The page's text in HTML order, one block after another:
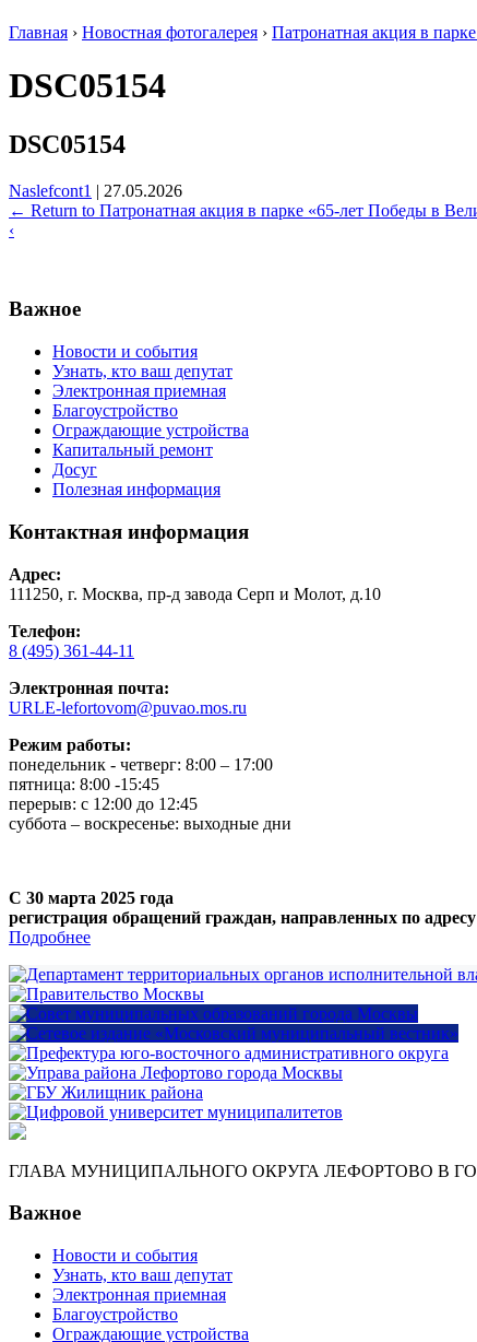
Главная › Новостная фотогалерея › Патронатная акция в
DSC05154
DSC05154
Naslefcont1 | 27.05.2026
← Return to Патронатная акция в парке «65‑лет Победы в
‹
Важное
Новости и события
Узнать, кто ваш депутат
Электронная приемная
Благоустройство
Ограждающие устройства
Капитальный ремонт
Досуг
Полезная информация
Контактная информация
Адрес:
111250, г. Москва, пр-д завода Серп и Молот, д.10
Телефон:
8 (495) 361-44-11
Электронная почта:
URLE-lefortovom@puvao.mos.ru
Режим работы:
понедельник - четверг: 8:00 – 17:00
пятница: 8:00 -15:45
перерыв: с 12:00 до 12:45
суббота – воскресенье: выходные дни
С 30 марта 2025 года
регистрация обращений граждан, направленных по
Подробнее
ГЛАВА МУНИЦИПАЛЬНОГО ОКРУГА ЛЕФОРТОВО В
Важное
Новости и события
Узнать, кто ваш депутат
Электронная приемная
Благоустройство
Ограждающие устройства